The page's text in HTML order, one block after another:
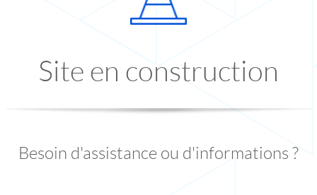
Site en construction
Besoin d'assistance ou d'informations ?